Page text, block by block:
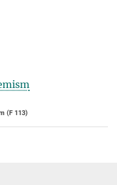
(F 113)